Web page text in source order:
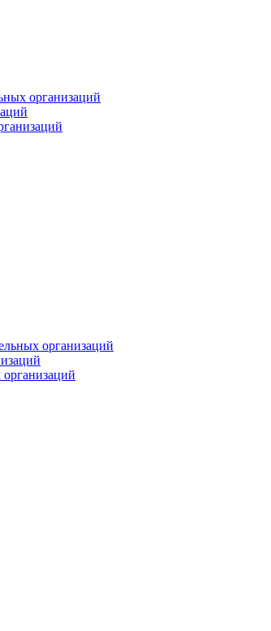
организаций
организаций